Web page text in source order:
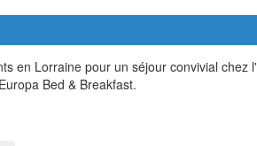
en Lorraine pour un séjour convivial chez
Bed & Breakfast.